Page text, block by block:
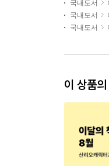
국내도서
국내도서
국내도서
이 상품